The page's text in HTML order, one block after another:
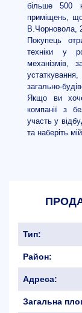
більше 500
приміщень,
В.Чорновола,
Покупець
техніки у
механізмів,
загально-
Якщо ви
компанії з
участь у
та наберіть
Тип:
Район:
Адреса:
Загальна